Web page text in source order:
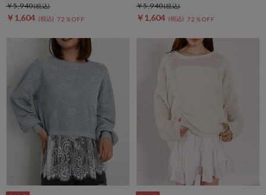
￥1,604 72％OFF
￥5,940
￥1,604 72％OFF
￥5,940